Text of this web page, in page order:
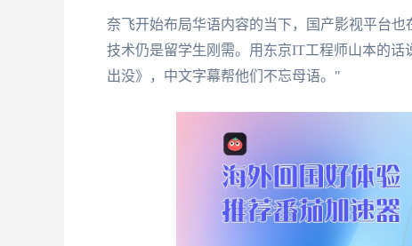
奈飞开始布局华语内容的当下，国产影视平台
技术仍是留学生刚需。用东京IT工程师山本的
出没》，中文字幕帮他们不忘母语。"